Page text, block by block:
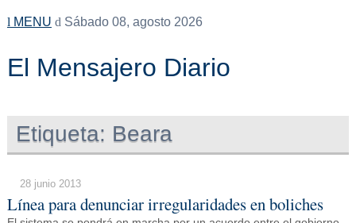
MENU Sábado 08, agosto 2026
El Mensajero Diario
Etiqueta: Beara
28 junio 2013
Línea para denunciar irregularidades en boliches